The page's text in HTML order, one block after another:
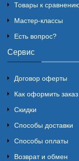
Товары к
Мастер-классы
Есть вопрос?
Сервис
Договор оферты
Как оформить заказ
Скидки
Способы доставки
Способы оплаты
Возврат и обмен